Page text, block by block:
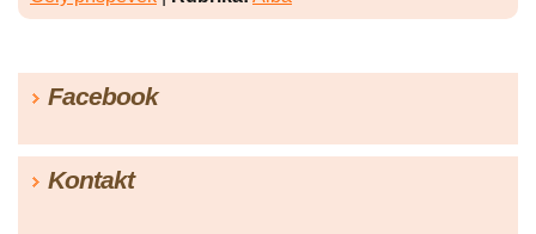
Facebook
Kontakt